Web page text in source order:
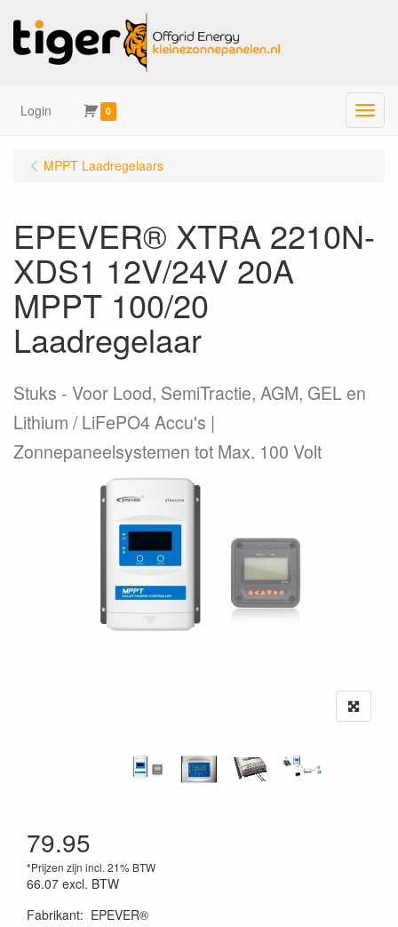
Login 0 Menu
MPPT Laadregelaars
EPEVER® XTRA 2210N-
XDS1 12V/24V 20A
MPPT 100/20
Laadregelaar
Stuks
Voor Lood, SemiTractie, AGM, GEL en
Lithium / LiFePO4 Accu's |
Zonnepaneelsystemen tot Max. 100 Volt
79.95
*Prijzen zijn incl. 21% BTW
66.07 excl. BTW
Fabrikant: EPEVER®